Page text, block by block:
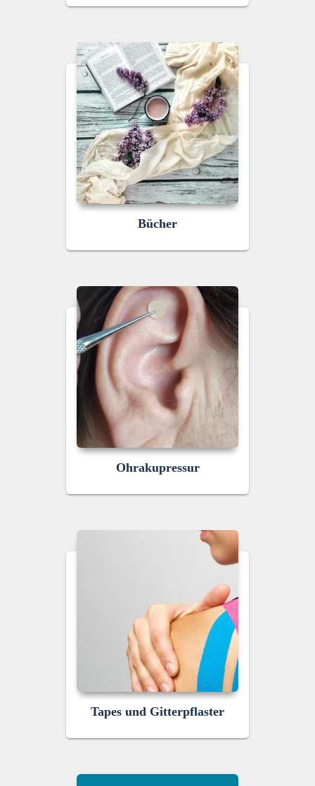
Bücher
Ohrakupressur
Tapes und Gitterpflaster